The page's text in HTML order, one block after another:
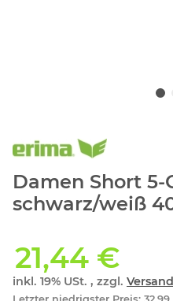
Damen Short 5-
schwarz/weiß
21,44 €
inkl. 19% USt. , zzgl. Versand